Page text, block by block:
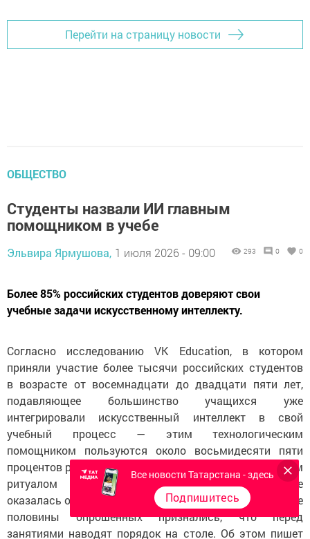
Перейти на страницу новости
ОБЩЕСТВО
Студенты назвали ИИ главным
помощником в учебе
Эльвира Ярмушова, 1 июля 2026 - 09:00 293 0 0
Более 85% российских студентов доверяют свои
учебные задачи искусственному интеллекту.
Согласно исследованию VK Education, в котором
приняли участие более тысячи российских студентов
в возрасте от восемнадцати до двадцати пяти лет,
подавляющее большинство учащихся уже
интегрировали искусственный интеллект в свой
учебный процесс — этим технологическим
помощником пользуются около восьмидесяти пяти
процентов респондентов. При этом самым популярным
ритуалом для вхождения в рабочее состояние
оказалась организация рабочего пространства: больше
половины опрошенных признались, что перед
занятиями наводят порядок на столе. Об этом пишет
Все новости Татарстана - здесь
Подпишитесь